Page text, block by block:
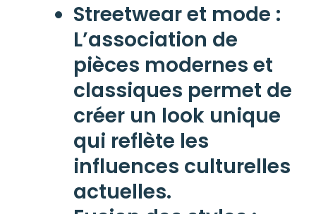
Streetwear et mode :
L’association de
pièces modernes et
classiques permet de
créer un look unique
qui reflète les
influences culturelles
actuelles.